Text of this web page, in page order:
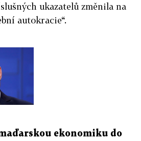
ukazatelů změnila na
autokracie“.
ekonomiku do